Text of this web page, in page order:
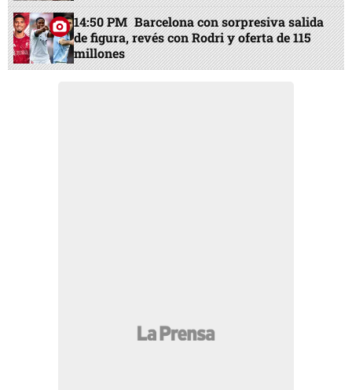
14:50 PM Barcelona con sorpresiva salida
de figura, revés con Rodri y oferta de 115
millones